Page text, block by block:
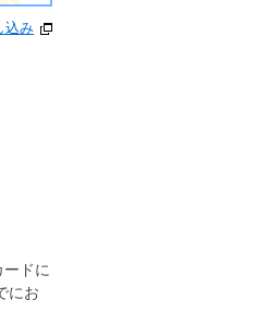
込み
ドに
にお